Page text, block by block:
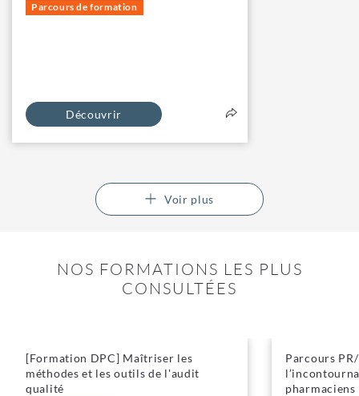
Parcours de formation
Découvrir
Voir plus
NOS FORMATIONS LES PLUS
CONSULTÉES
[Formation DPC] Maîtriser les
méthodes et les outils de l'audit
qualité
Parcours
pharmaciens